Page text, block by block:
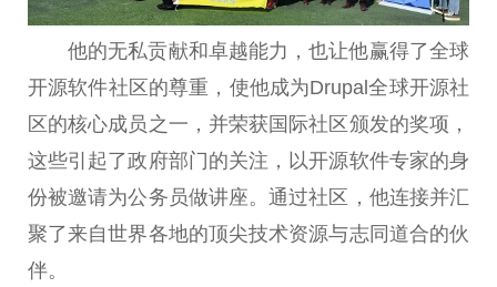
他的无私贡献和卓越能力，也让他赢得了全球
开源软件社区的尊重，使他成为Drupal全球开源社
区的核心成员之一，并荣获国际社区颁发的奖项，
这些引起了政府部门的关注，以开源软件专家的身
份被邀请为公务员做讲座。通过社区，他连接并汇
聚了来自世界各地的顶尖技术资源与志同道合的伙
伴。